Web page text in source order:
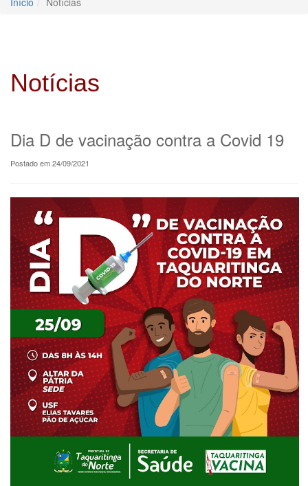
Notícias
Dia D de vacinação contra a Covid 19
Postado em 24/09/2021